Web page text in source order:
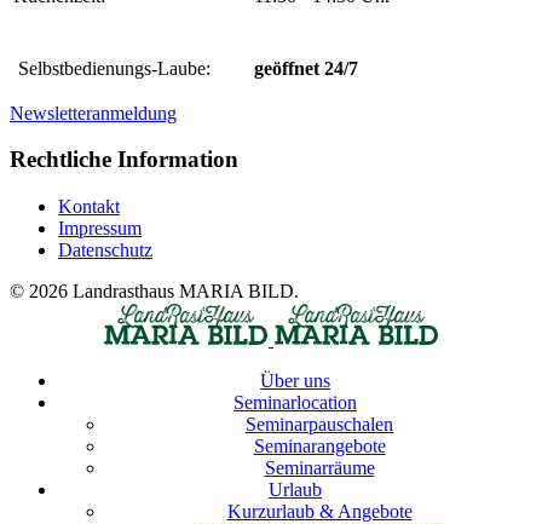
Selbstbedienungs-Laube: geöffnet 24/7
Newsletteranmeldung
Rechtliche Information
Kontakt
Impressum
Datenschutz
© 2026 Landrasthaus MARIA BILD.
Über uns
Seminarlocation
Seminarpauschalen
Seminarangebote
Seminarräume
Urlaub
Kurzurlaub & Angebote